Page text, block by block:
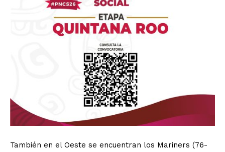
También en el Oeste se encuentran los Mariners (76-